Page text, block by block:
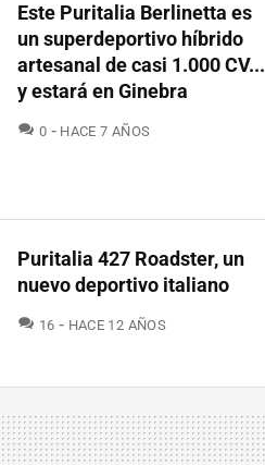
Este Puritalia Berlinetta es
un superdeportivo híbrido
artesanal de casi 1.000 CV...
y estará en Ginebra
0 COMENTARIOS
HACE 7 AÑOS
Puritalia 427 Roadster, un
nuevo deportivo italiano
16 COMENTARIOS
HACE 12 AÑOS